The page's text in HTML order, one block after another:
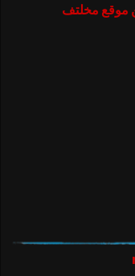
موقع مخلتف